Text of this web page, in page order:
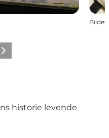
Bilde:
Neste
historie levende